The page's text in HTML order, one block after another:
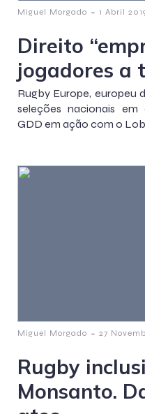
Miguel Morgado - 1 Abril
Direito
jogadores a
Rugby Europe, europeu
seleções nacionais
GDD em ação com o
Miguel Morgado - 27
Rugby
Monsanto.